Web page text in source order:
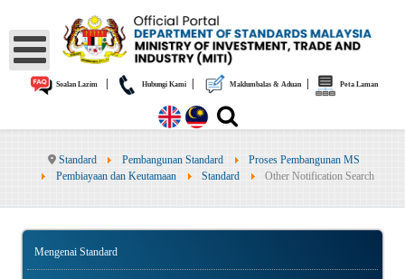
Soalan Lazim| Hubungi Kami| Maklumbalas & Aduan| Peta Laman
Standard Pembangunan Standard
Proses Pembangunan MS
Pembiayaan dan Keutamaan
Standard Other Notification Search
Mengenai Standard